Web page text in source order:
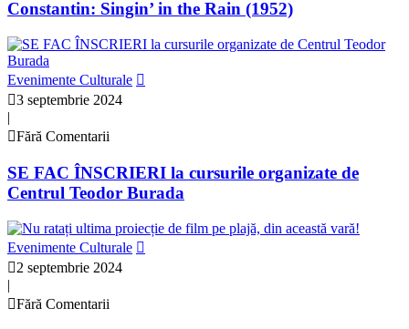
Constantin: Singin’ in the Rain (1952)
Evenimente Culturale
3 septembrie 2024
|
Fără Comentarii
SE FAC ÎNSCRIERI la cursurile organizate de
Centrul Teodor Burada
Evenimente Culturale
2 septembrie 2024
|
Fără Comentarii